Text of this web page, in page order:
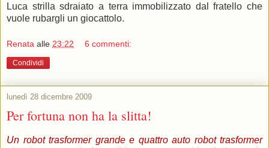
Luca strilla sdraiato a terra immobilizzato dal fratello che
vuole rubargli un giocattolo.
Renata alle 23:22 6 commenti:
Condividi
lunedì 28 dicembre 2009
Per fortuna non ha la slitta!
Un robot trasformer grande e quattro auto robot trasformer